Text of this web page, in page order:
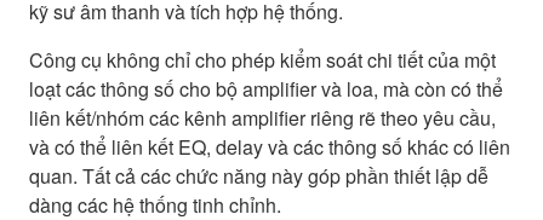
kỹ sư âm thanh và tích hợp hệ thống.
Công cụ không chỉ cho phép kiểm soát chi tiết của một
loạt các thông số cho bộ amplifier và loa, mà còn có thể
liên kết/nhóm các kênh amplifier riêng rẽ theo yêu cầu,
và có thể liên kết EQ, delay và các thông số khác có liên
quan. Tất cả các chức năng này góp phần thiết lập dễ
dàng các hệ thống tinh chỉnh.